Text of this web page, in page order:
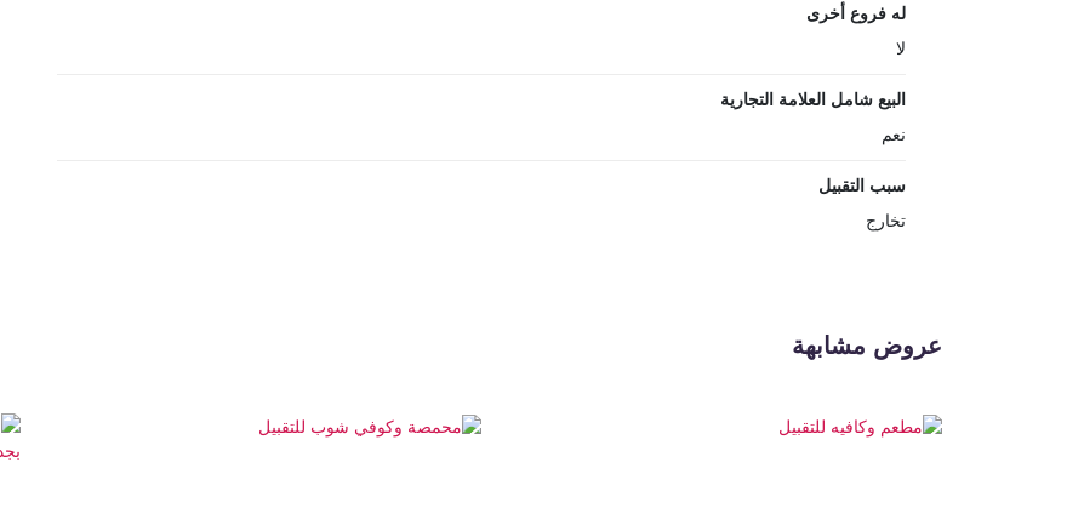
له فروع أخرى
لا
البيع شامل العلامة التجارية
نعم
سبب التقبيل
تخارج
عروض مشابهة